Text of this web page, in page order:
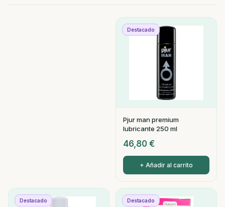
Destacado
Pjur man premium
lubricante 250 ml
46,80 €
+ Añadir al carrito
Destacado Destacado